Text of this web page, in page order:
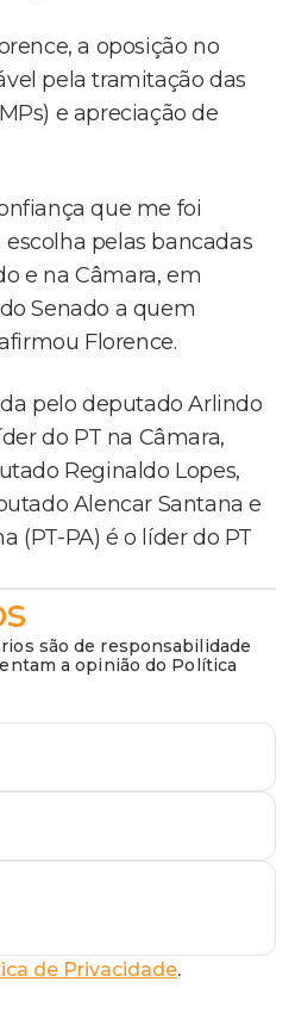
a oposição no
pela tramitação das
e apreciação de
que me foi
pelas bancadas
e na Câmara, em
Senado a quem
Florence.
pelo deputado Arlindo
do PT na Câmara,
Reginaldo Lopes,
Alencar Santana e
(PT-PA) é o líder do PT
são de responsabilidade
a opinião do Política
de Privacidade.